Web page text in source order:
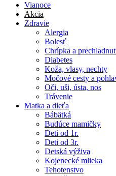
Vianoce
Akcia
Zdravie
Alergia
Bolesť
Chrípka a
Diabetes
Koža, vlasy, nechty
Močové cesty a
Oči, uši, ústa, nos
Trávenie
Matka a dieťa
Bábätká
Budúce mamičky
Deti od 1r.
Deti od 3r.
Detská výživa
Kojenecké mlieka
Tehotenstvo